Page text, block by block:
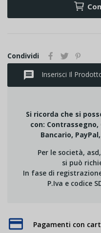
Condividi
message Inserisci Il
Si ricorda che si
con:
Bancario,
Per le società,
si può
In fase di
P.Iva e codice
Pagamenti con